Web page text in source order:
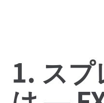
1. スプ